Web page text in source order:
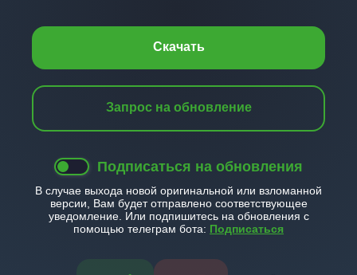
Скачать
Запрос на обновление
Подписаться на обновления
В случае выхода новой оригинальной или взломанной
версии, Вам будет отправлено соответствующее
уведомление. Или подпишитесь на обновления с
помощью телеграм бота: Подписаться